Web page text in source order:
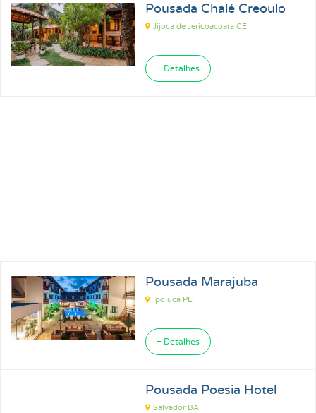
Pousada Chalé Creoulo
Jijoca de Jericoacoara CE
+ Detalhes
Pousada Marajuba
Ipojuca PE
+ Detalhes
Pousada Poesia Hotel
Salvador BA